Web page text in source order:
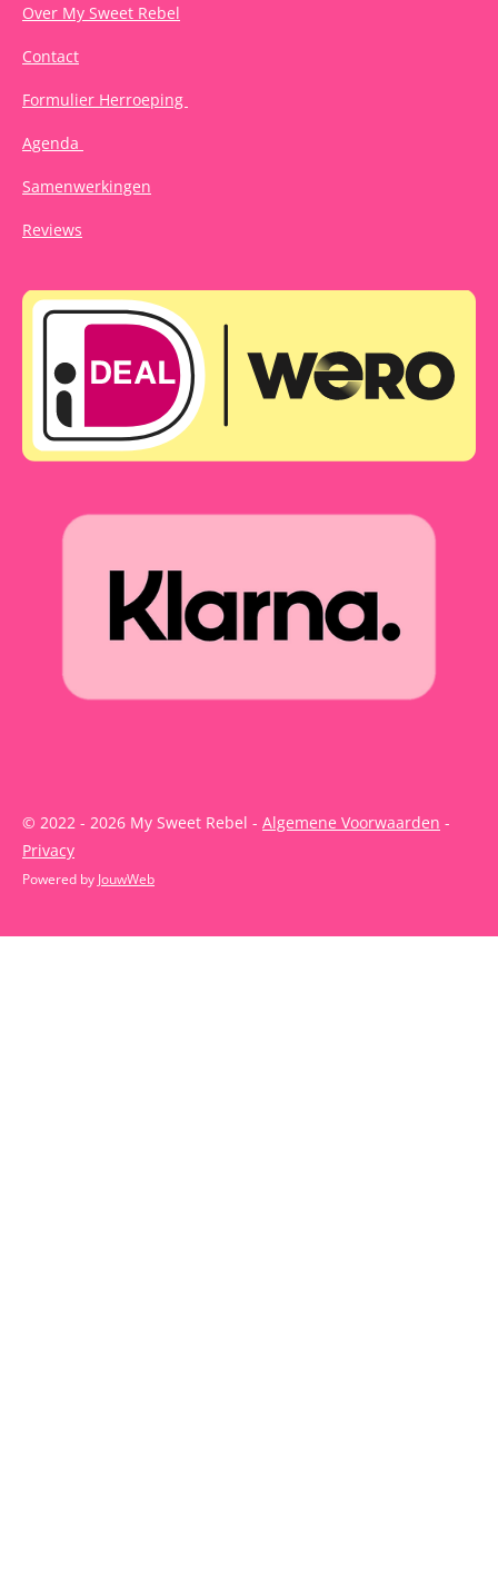
Over My Sweet Rebel
Contact
Formulier Herroeping
Agenda
Samenwerkingen
Reviews
© 2022 - 2026 My Sweet Rebel - Algemene Voorwaarden -
Privacy
Powered by JouwWeb